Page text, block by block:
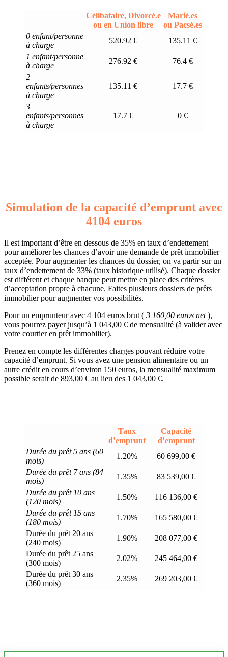
Célibataire, Divorcé.e
ou en Union libre
Marié.es
ou Pacsé.es
0 enfant/personne
à charge
520.92 €
135.11 €
1 enfant/personne
à charge
276.92 €
76.4 €
2
enfants/personnes
à charge
135.11 € 17.7 €
3
enfants/personnes
à charge
17.7 € 0 €
Simulation de la capacité d’emprunt avec
4104 euros
Il est important d’être en dessous de 35% en taux d’endettement
pour améliorer les chances d’avoir une demande de prêt immobilier
acceptée. Pour augmenter les chances du dossier, on va partir sur un
taux d’endettement de 33% (taux historique utilisé). Chaque dossier
est différent et chaque banque peut mettre en place des critères
d’acceptation propre à chacune. Faites plusieurs dossiers de prêts
immobilier pour augmenter vos possibilités.
Pour un emprunteur avec 4 104 euros brut ( 3 160,00 euros net),
vous pourrez payer jusqu’à 1 043,00 € de mensualité (à valider avec
votre courtier en prêt immobilier).
Prenez en compte les différentes charges pouvant réduire votre
capacité d’emprunt. Si vous avez une pension alimentaire ou un
autre crédit en cours d’environ 150 euros, la mensualité maximum
possible serait de 893,00 € au lieu des 1 043,00 €.
Taux
d’emprunt
Capacité
d’emprunt
Durée du prêt 5 ans (60
mois)
1.20%
60 699,00 €
Durée du prêt 7 ans (84
mois)
1.35%
83 539,00 €
Durée du prêt 10 ans
(120 mois)
1.50%
116 136,00 €
Durée du prêt 15 ans
(180 mois)
1.70%
165 580,00 €
Durée du prêt 20 ans
(240 mois)
1.90%
208 077,00 €
Durée du prêt 25 ans
(300 mois)
2.02%
245 464,00 €
Durée du prêt 30 ans
(360 mois)
2.35% 269 203,00 €